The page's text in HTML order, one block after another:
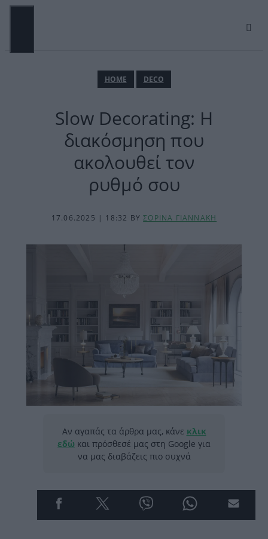
Μετάβαση
ΗΟΜΕ DECO
Slow Decorating: Η
διακόσμηση που
ακολουθεί τον
ρυθμό σου
17.06.2025 | 18:32 BYΣΟΡΙΝΑ ΓΙΑΝΝΑΚΗ
Αν αγαπάς τα άρθρα μας, κάνε κλικ
εδώ και πρόσθεσέ μας στη Google για
να μας διαβάζεις πιο συχνά